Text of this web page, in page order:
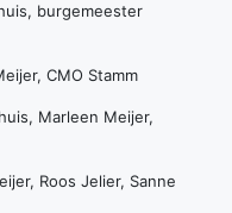
burgemeester
CMO Stamm
Marleen Meijer,
Roos Jelier, Sanne